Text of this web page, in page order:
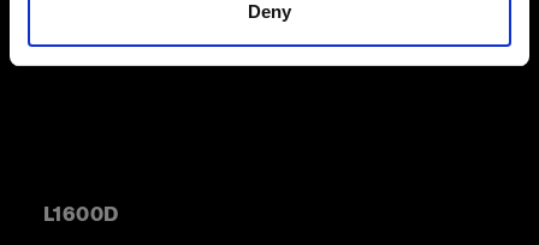
Deny
L1600D